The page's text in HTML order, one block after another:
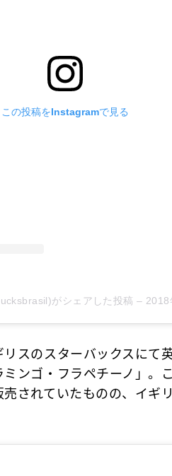
この投稿をInstagramで見る
がシェアした投稿 – 2018年 8
スのスターバックスにて
ンゴ・フラペチーノ」。
されていたものの、イギ